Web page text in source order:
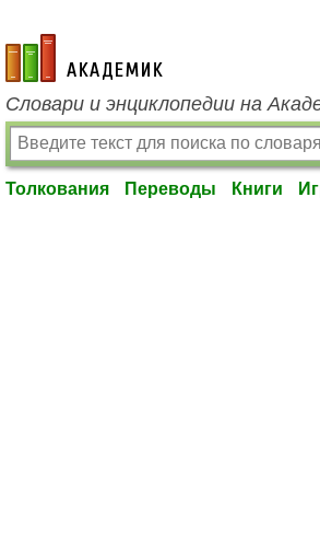
academic.ru
Словари и энциклопедии на
Толкования Переводы Книги